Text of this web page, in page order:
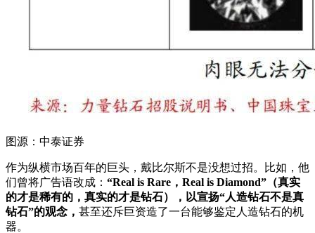
图源：中泰证券
作为纵横市场百年的巨头，戴比尔斯不是没想过招。比如，他
们曾将广告语改成： “Real is Rare，Real is Diamond”（真实
的才是稀有的，真实的才是钻石），以宣扬“人造钻石不是真
钻石”的观念， 甚至还斥巨资造了一台能够鉴定人造钻石的机
器。